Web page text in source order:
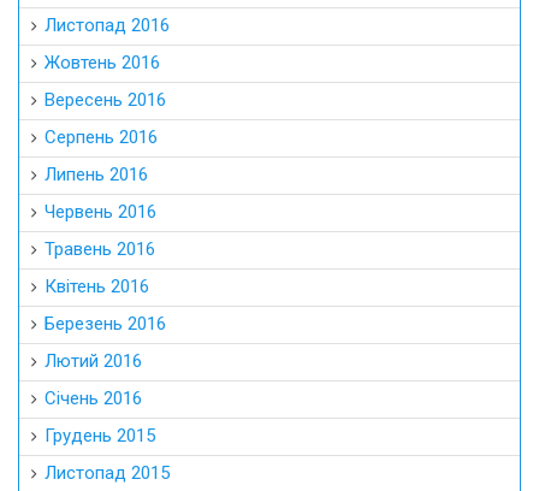
Листопад 2016
Жовтень 2016
Вересень 2016
Серпень 2016
Липень 2016
Червень 2016
Травень 2016
Квітень 2016
Березень 2016
Лютий 2016
Січень 2016
Грудень 2015
Листопад 2015